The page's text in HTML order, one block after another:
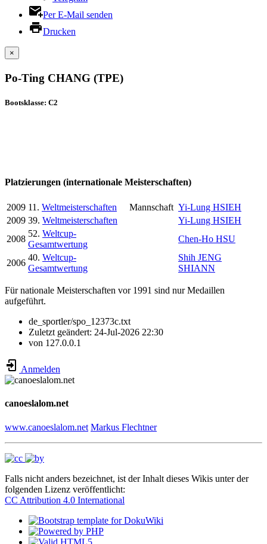
Per E-Mail senden
Drucken
×
Po-Ting CHANG (TPE)
Bootsklasse: C2
Platzierungen (internationale Meisterschaften)
2009 11. Weltmeisterschaften Mannschaft Yi-Lung HSIEH
2009 39. Weltmeisterschaften
Yi-Lung HSIEH
2008
52. Weltcup-
Gesamtwertung
Chen-Ho HSU
2006
40. Weltcup-
Gesamtwertung
Shih JENG
SHIANN
Für nationale Meisterschaften vor 1991 sind nur Medaillen
aufgeführt.
de_sportler/spo_12373c.txt
Zuletzt geändert: 24-Jul-2026 22:30
von 127.0.0.1
Anmelden
canoeslalom.net
www.canoeslalom.net Markus Flechtner
Falls nicht anders bezeichnet, ist der Inhalt dieses Wikis unter der
folgenden Lizenz veröffentlicht:
CC Attribution 4.0 International